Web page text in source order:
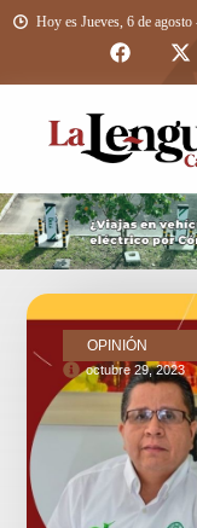
Hoy es Jueves, 6 de
OPINIÓN
octubre 29, 2023